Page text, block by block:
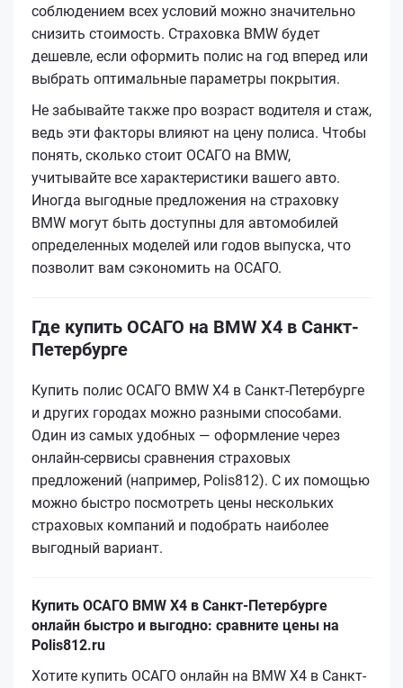
соблюдением всех условий можно значительно
снизить стоимость. Страховка BMW будет
дешевле, если оформить полис на год вперед или
выбрать оптимальные параметры покрытия.
Не забывайте также про возраст водителя и стаж,
ведь эти факторы влияют на цену полиса. Чтобы
понять, сколько стоит ОСАГО на BMW,
учитывайте все характеристики вашего авто.
Иногда выгодные предложения на страховку
BMW могут быть доступны для автомобилей
определенных моделей или годов выпуска, что
позволит вам сэкономить на ОСАГО.
Где купить ОСАГО на BMW X4 в Санкт-
Петербурге
Купить полис ОСАГО BMW X4 в Санкт-Петербурге
и других городах можно разными способами.
Один из самых удобных — оформление через
онлайн-сервисы сравнения страховых
предложений (например, Polis812). С их помощью
можно быстро посмотреть цены нескольких
страховых компаний и подобрать наиболее
выгодный вариант.
Купить ОСАГО BMW X4 в Санкт-Петербурге
онлайн быстро и выгодно: сравните цены на
Polis812.ru
Хотите купить ОСАГО онлайн на BMW X4 в Санкт-